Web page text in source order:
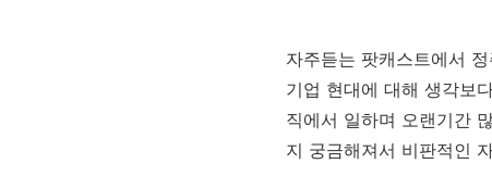
자주듣는 팟캐스트에서
기업 현대에 대해 생각보
직에서 일하며 오랜기간
지 궁금해져서 비판적인